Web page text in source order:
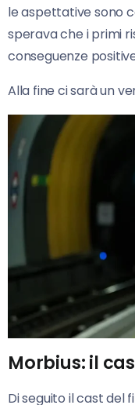
le aspettative sono
sperava che i primi
conseguenze
Alla fine ci sarà un
Morbius: il
Di seguito il cast del